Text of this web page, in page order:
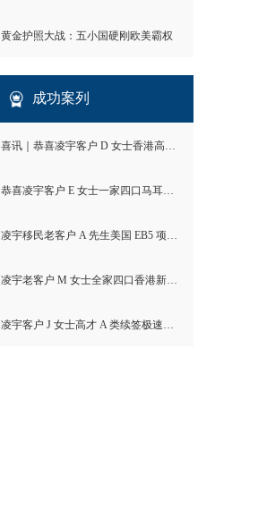
黄金护照大战：五小国硬刚欧美霸权
成功案列
喜讯｜恭喜凌宇客户 D 女士香港高才通A类顺利获批！
恭喜凌宇客户 E 女士一家四口马耳他MPRP顺利获批！
凌宇移民老客户 A 先生美国 EB5 项目I-526E 无补件直接获批！
凌宇老客户 M 女士全家四口香港新资本投资者入境计划成功获批！卡点保住子女受养人资格，复杂资产一次性通关
凌宇客户 J 女士高才 A 类续签极速获批，补件当天顺利拿下香港续签！